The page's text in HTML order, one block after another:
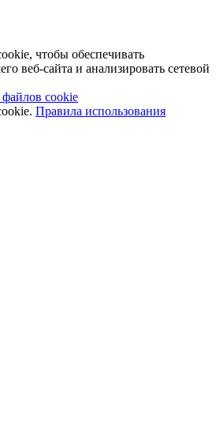
чтобы обеспечивать
веб-сайта и анализировать сетевой
cookie
Правила использования